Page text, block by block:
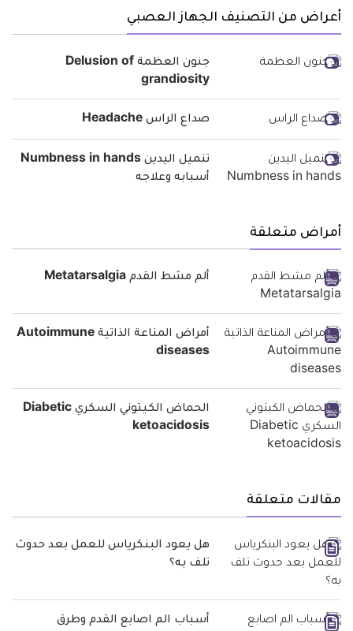
أعراض من التصنيف الجهاز العصبي
جنون العظمة Delusion of
grandiosity
صداع الراس Headache
تنميل اليدين Numbness in hands
أسبابه وعلاجه
أمراض متعلقة
ألم مشط القدم Metatarsalgia
أمراض المناعة الذاتية Autoimmune
diseases
الحماض الكيتوني السكري Diabetic
ketoacidosis
مقالات متعلقة
هل يعود البنكرياس للعمل بعد حدوث
تلف به؟
أسباب الم اصابع القدم وطرق